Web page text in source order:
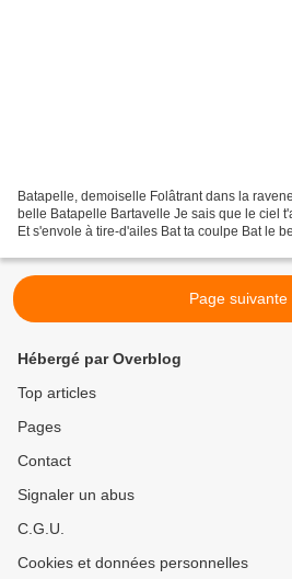
Batapelle, demoiselle Folâtrant dans la
belle Batapelle Bartavelle Je sais que le ciel
Et s'envole à tire-d'ailes Bat ta coulpe Bat le
Page suivante
Hébergé par Overblog
Top articles
Pages
Contact
Signaler un abus
C.G.U.
Cookies et données personnelles